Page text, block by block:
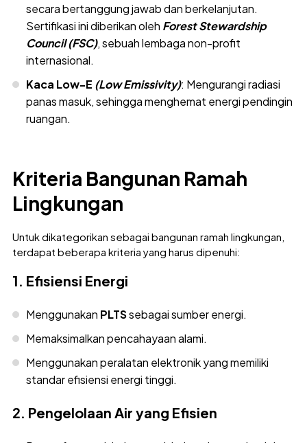
secara bertanggung jawab dan berkelanjutan.
Sertifikasi ini diberikan oleh Forest Stewardship
Council (FSC), sebuah lembaga non-profit
internasional.
Kaca Low-E (Low Emissivity): Mengurangi radiasi
panas masuk, sehingga menghemat energi pendingin
ruangan.
Kriteria Bangunan Ramah
Lingkungan
Untuk dikategorikan sebagai bangunan ramah lingkungan,
terdapat beberapa kriteria yang harus dipenuhi:
1. Efisiensi Energi
Menggunakan PLTSsebagai sumber energi.
Memaksimalkan pencahayaan alami.
Menggunakan peralatan elektronik yang memiliki
standar efisiensi energi tinggi.
2. Pengelolaan Air yang Efisien